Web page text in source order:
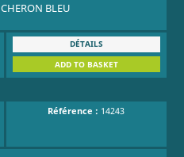
BLEU
DÉTAILS
ADD TO BASKET
Référence : 14243